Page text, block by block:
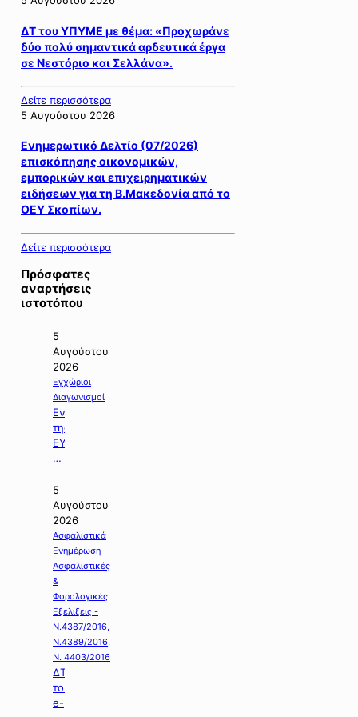
ΔΤ του ΥΠΥΜΕ με θέμα: «Προχωράνε
δύο πολύ σημαντικά αρδευτικά έργα
σε Νεστόριο και Σελλάνα».
Δείτε περισσότερα
5 Αυγούστου 2026
Ενημερωτικό Δελτίο (07/2026)
επισκόπησης οικονομικών,
εμπορικών και επιχειρηματικών
ειδήσεων για τη Β.Μακεδονία από το
ΟΕΥ Σκοπίων.
Δείτε περισσότερα
Πρόσφατες
αναρτήσεις
ιστοτόπου
5
Αυγούστου
2026
Εγχώριοι
Διαγωνισμοί
Ενημέρωση
της
ΕΥΔΑΠ
με
«Διαγωνισμός
της
Εργολαβίας
Ε-925».
5
Αυγούστου
2026
Ασφαλιστικά
Ενημέρωση
Ασφαλιστικές
&
Φορολογικές
Εξελίξεις -
Ν.4387/2016,
Ν.4389/2016,
Ν. 4403/2016
ΔΤ
του
e-